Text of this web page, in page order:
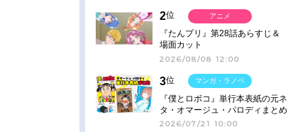
2位
『たんプリ』第28話あらすじ＆
場面カット
2026/08/08 12:00
アニメ
3位
『僕とロボコ』単行本表紙の元ネ
タ・オマージュ・パロディまとめ
2026/07/21 10:00
マンガ・ラノベ